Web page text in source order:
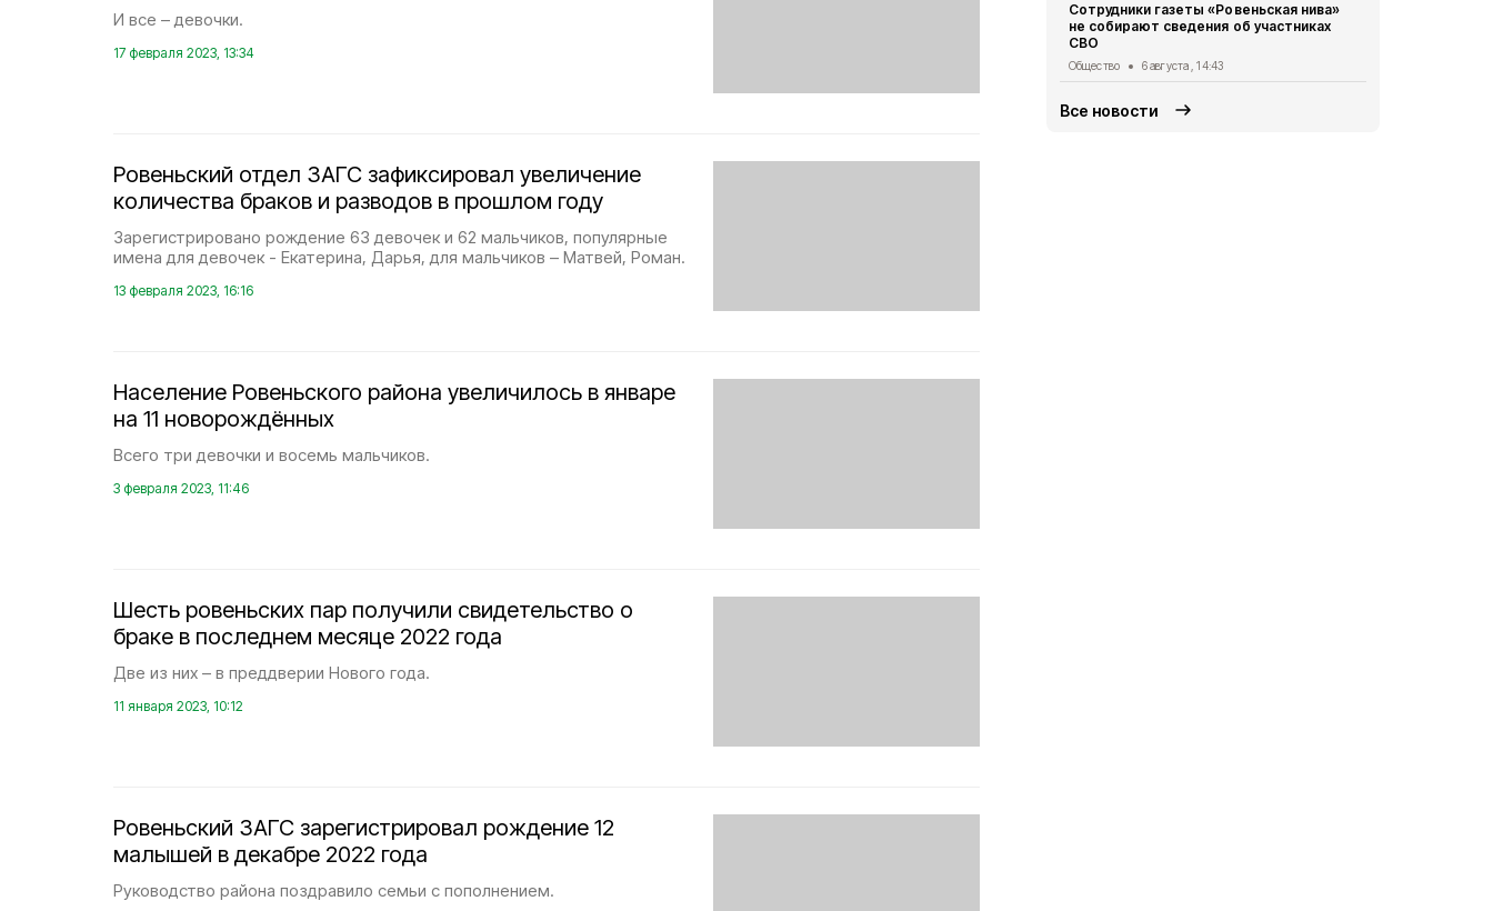
И все – девочки.
17 февраля 2023, 13:34
Ровеньский отдел ЗАГС зафиксировал увеличение
количества браков и разводов в прошлом году
Зарегистрировано рождение 63 девочек и 62 мальчиков, популярные
имена для девочек - Екатерина, Дарья, для мальчиков – Матвей, Роман.
13 февраля 2023, 16:16
Население Ровеньского района увеличилось в январе
на 11 новорождённых
Всего три девочки и восемь мальчиков.
3 февраля 2023, 11:46
Шесть ровеньских пар получили свидетельство о
браке в последнем месяце 2022 года
Две из них – в преддверии Нового года.
11 января 2023, 10:12
Ровеньский ЗАГС зарегистрировал рождение 12
малышей в декабре 2022 года
Руководство района поздравило семьи с пополнением.
Сотрудники газеты «Ровеньская нива»
не собирают сведения об участниках
СВО
Общество 6 августа , 14:43
Все новости